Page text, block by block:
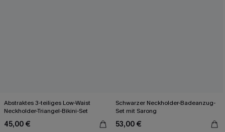
Abstraktes 3-teiliges Low-Waist
Neckholder-Triangel-Bikini-Set
45,00 €
Schwarzer Neckholder-Badeanzug-
Set mit Sarong
53,00 €